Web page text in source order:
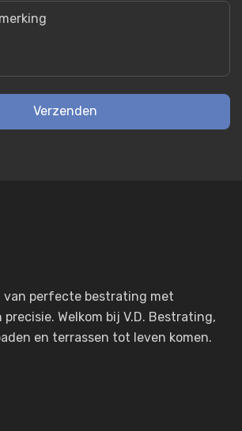
van perfecte bestrating met
Welkom bij V.D. Bestrating,
en terrassen tot leven komen.